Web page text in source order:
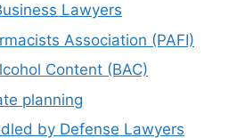
Lawyers
Association (PAFI)
Content (BAC)
planning
by Defense Lawyers